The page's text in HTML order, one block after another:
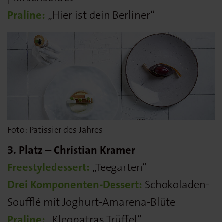
Praline: „Hier ist dein Berliner“
Foto: Patissier des Jahres
3. Platz – Christian Kramer
Freestyledessert: „Teegarten“
Drei Komponenten-Dessert: Schokoladen-
Soufflé mit Joghurt-Amarena-Blüte
Praline:
„Kleopatras Trüffel“